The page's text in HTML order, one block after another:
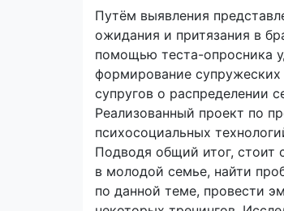
Путём выявления
ожидания и притязания в
помощью теста-опросника
формирование супружеских
супругов о распределении
Реализованный проект по
психосоциальных
Подводя общий итог, стоит
в молодой семье, найти
по данной теме, провести